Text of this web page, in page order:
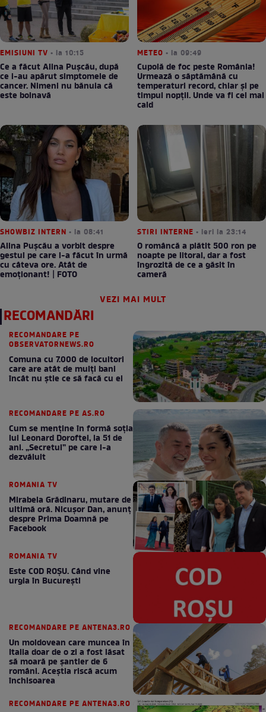
EMISIUNI TV • la 10:15
Ce a făcut Alina Pușcău, după
ce i-au apărut simptomele de
cancer. Nimeni nu bănuia că
este bolnavă
METEO • la 09:49
Cupolă de foc peste România!
Urmează o săptămână cu
temperaturi record, chiar și pe
timpul nopții. Unde va fi cel mai
cald
SHOWBIZ INTERN • la 08:41
Alina Pușcău a vorbit despre
gestul pe care l-a făcut în urmă
cu câteva ore. Atât de
emoționant! | FOTO
STIRI INTERNE • ieri la 23:14
O româncă a plătit 500 ron pe
noapte pe litoral, dar a fost
îngrozită de ce a găsit în
cameră
VEZI MAI MULT
RECOMANDĂRI
RECOMANDARE PE
OBSERVATORNEWS.RO
Comuna cu 7.000 de locuitori
care are atât de mulți bani
încât nu știe ce să facă cu ei
RECOMANDARE PE AS.RO
Cum se menţine în formă soţia
lui Leonard Doroftei, la 51 de
ani. „Secretul” pe care l-a
dezvăluit
ROMANIA TV
Mirabela Grădinaru, mutare de
ultimă oră. Nicuşor Dan, anunţ
despre Prima Doamnă pe
Facebook
ROMANIA TV
Este COD ROŞU. Când vine
urgia în Bucureşti
RECOMANDARE PE ANTENA3.RO
Un moldovean care muncea în
Italia doar de o zi a fost lăsat
să moară pe şantier de 6
români. Aceștia riscă acum
închisoarea
RECOMANDARE PE ANTENA3.RO